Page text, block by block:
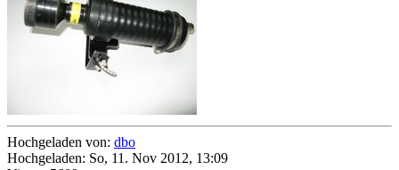
Hochgeladen von: dbo
Hochgeladen: So, 11. Nov 2012, 13:09